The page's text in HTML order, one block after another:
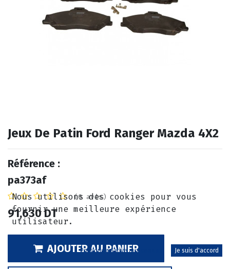
Jeux De Patin Ford Ranger Mazda 4X2
Référence :
pa373af
(0 avis)
91,630DT
AJOUTER AU PANIER
Nous utilisons des cookies pour vous
fournir une meilleure expérience
utilisateur.
Politique relative aux cookies Je suis d'accord